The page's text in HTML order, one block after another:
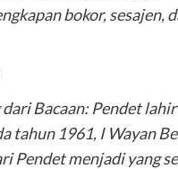
bokor, sesajen,
Bacaan: Pendet
tahun 1961, I Wayan
Pendet menjadi yang